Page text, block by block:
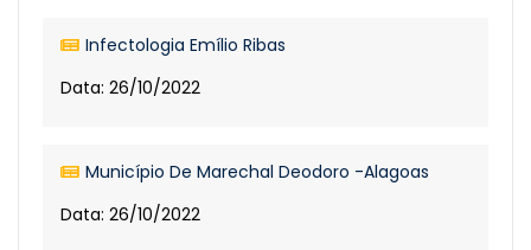
Infectologia Emílio Ribas
Data: 26/10/2022
Município De Marechal Deodoro -Alagoas
Data: 26/10/2022